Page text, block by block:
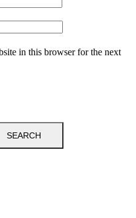
in this browser for the next
SEARCH